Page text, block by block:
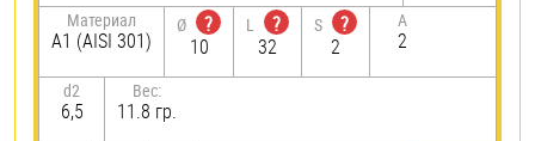
Материал
А1 (AISI 301)
Ø
?
10
L
?
32
S
?
2
A
2
d2
6,5
Вес:
11.8 гр.